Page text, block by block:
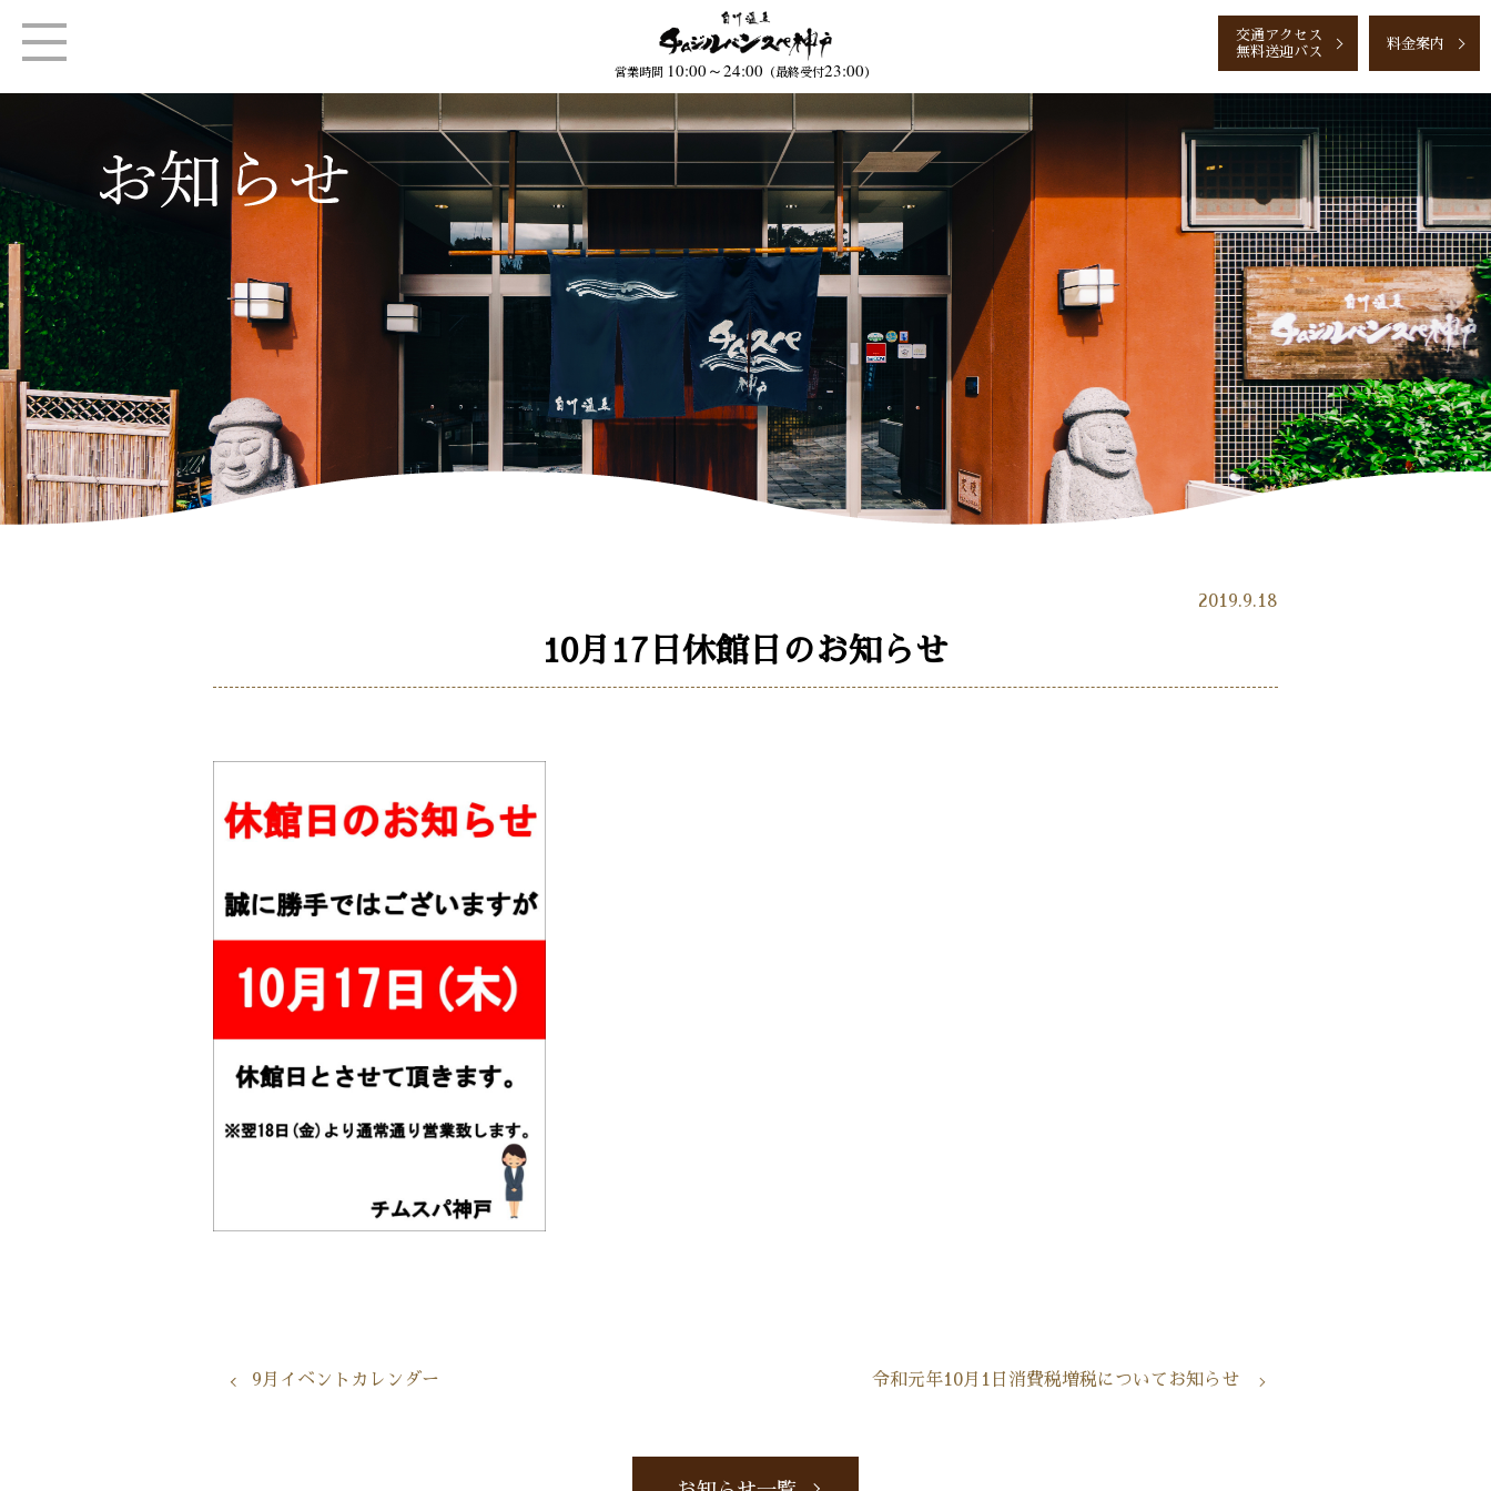
営業時間 10:00～24:00 （最終受付23:00）
交通 アクセス
無料送迎バス
料金案内
2019.9.18
10月17日休館日のお知らせ
9月イベントカレンダー 令和元年10月1日消費税増税についてお知らせ